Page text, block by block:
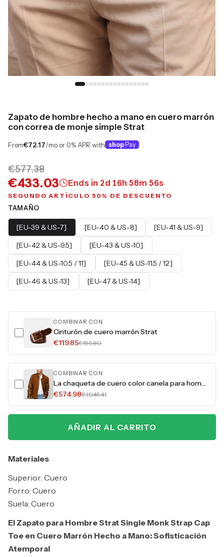
Zapato de hombre hecho a mano en cuero marrón
con correa de monje simple Strat
From€72.17/mo or 0% APR with shop Pay
€577.38
€433.03 Ends in 2d 16h 58m 56s
SEGUNDO ARTÍCULO 50% DE DESCUENTO
TAMAÑO
[EU-39 & US-7] [EU-40 & US-8]
[EU-41 & US-9]
[EU-42 & US-9.5]
[EU-43 & US-10]
[EU-44 & US-10.5 / 11]
[EU-45 & US-11.5 / 12]
[EU-46 & US-13]
[EU-47 & US-14]
COMBINAR CON
Cinturón de cuero marrón Strat
€119.85€159.80
COMBINAR CON
La chaqueta de cuero color canela para hombre de Emerson
€574.98€1,045.41
AÑADIR AL CARRITO
Materiales
Superior: Cuero
Forro: Cuero
Suela: Cuero
El Zapato para Hombre Strat Single Monk Strap Cap
Toe en Cuero Marrón Hecho a Mano: Sofisticación
Atemporal